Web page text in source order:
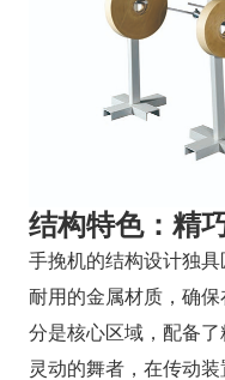
结构特色：精
手挽机的结构设计独
耐用的金属材质，确
分是核心区域，配备
灵动的舞者，在传动